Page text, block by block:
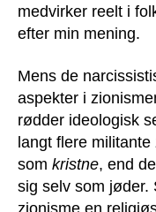
medvirker reelt i
efter min mening.
Mens de
aspekter i
rødder ideologisk
langt flere
som kristne, end
sig selv som jøder.
zionisme en